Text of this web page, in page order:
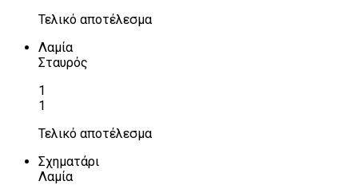
Τελικό αποτέλεσμα
Λαμία
Σταυρός
1
1
Τελικό αποτέλεσμα
Σχηματάρι
Λαμία